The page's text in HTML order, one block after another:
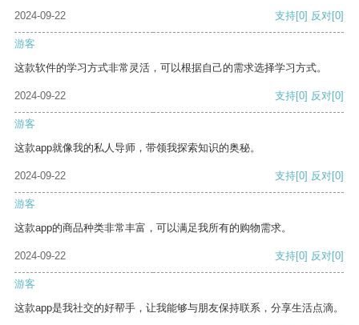
2024-09-22
支持[0] 反对[0]
游客
这款软件的学习方式非常灵活，可以根据自己的需求选择学习方式。
2024-09-22 支持[0] 反对[0]
游客
这款app就像我的私人导师，带领我探索知识的奥秘。
2024-09-22 支持[0] 反对[0]
游客
这款app的商品种类非常丰富，可以满足我所有的购物需求。
2024-09-22 支持[0] 反对[0]
游客
这款app是我社交的好帮手，让我能够与朋友保持联系，分享生活点滴。